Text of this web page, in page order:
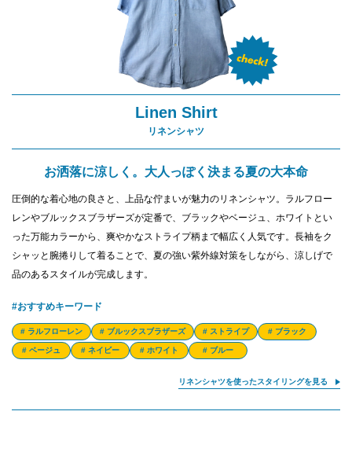
Linen Shirt
リネンシャツ
お洒落に涼しく。大人っぽく決まる夏の大本命
圧倒的な着心地の良さと、上品な佇まいが魅力のリネンシャツ。ラルフロー
レンやブルックスブラザーズが定番で、ブラックやベージュ、ホワイトとい
った万能カラーから、爽やかなストライプ柄まで幅広く人気です。長袖をク
シャッと腕捲りして着ることで、夏の強い紫外線対策をしながら、涼しげで
品のあるスタイルが完成します。
#おすすめキーワード
# ラルフローレン # ブルックスブラザーズ # ストライプ # ブラック
# ベージュ # ネイビー # ホワイト # ブルー
リネンシャツを使ったスタイリングを見る